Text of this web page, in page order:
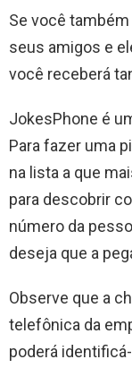
Se você
seus amigos e
você receberá
JokesPhone é
Para fazer uma
na lista a que
para descobrir
número da
deseja que a
Observe que a
telefônica da
poderá